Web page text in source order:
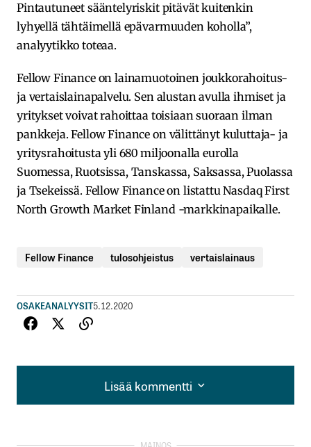
Pintautuneet sääntelyriskit pitävät kuitenkin
lyhyellä tähtäimellä epävarmuuden koholla”,
analyytikko toteaa.
Fellow Finance on lainamuotoinen joukkorahoitus-
ja vertaislainapalvelu. Sen alustan avulla ihmiset ja
yritykset voivat rahoittaa toisiaan suoraan ilman
pankkeja. Fellow Finance on välittänyt kuluttaja- ja
yritysrahoitusta yli 680 miljoonalla eurolla
Suomessa, Ruotsissa, Tanskassa, Saksassa, Puolassa
ja Tsekeissä. Fellow Finance on listattu Nasdaq First
North Growth Market Finland -markkinapaikalle.
Fellow Finance tulosohjeistus vertaislainaus
OSAKEANALYYSIT5.12.2020
Lisää kommentti
Lisää kommentti